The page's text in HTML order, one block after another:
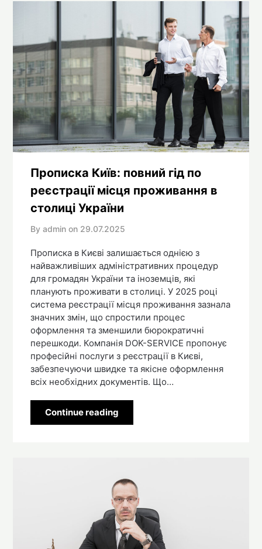
Прописка Київ: повний гід по
реєстрації місця проживання в
столиці України
By admin on 29.07.2025
Прописка в Києві залишається однією з
найважливіших адміністративних процедур
для громадян України та іноземців, які
планують проживати в столиці. У 2025 році
система реєстрації місця проживання зазнала
значних змін, що спростили процес
оформлення та зменшили бюрократичні
перешкоди. Компанія DOK-SERVICE пропонує
професійні послуги з реєстрації в Києві,
забезпечуючи швидке та якісне оформлення
всіх необхідних документів. Що…
Continue reading